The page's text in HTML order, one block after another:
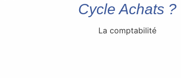
Cycle Achats ?
La comptabilité